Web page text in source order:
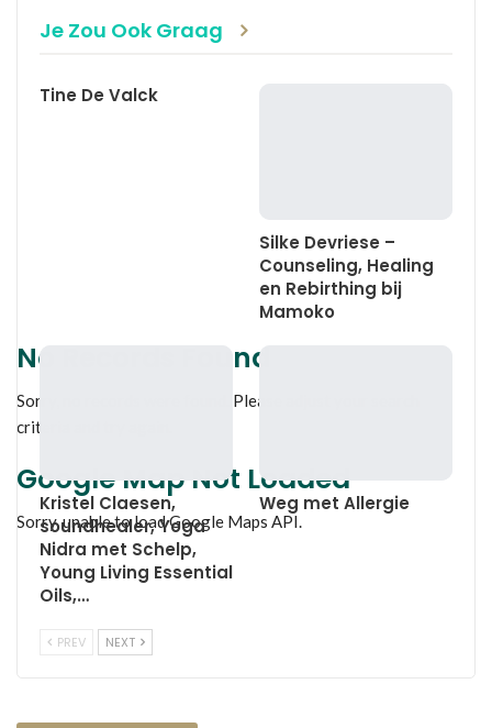
No Records Found
Sorry, no records were found. Please adjust your search
criteria and try again.
Google Map Not Loaded
Sorry, unable to load Google Maps API.
Je Zou Ook Graag
Tine De Valck
Silke Devriese –
Counseling, Healing
en Rebirthing bij
Mamoko
Kristel Claesen,
soundhealer, Yoga
Nidra met Schelp,
Young Living Essential
Oils,…
Weg met Allergie
PREV NEXT